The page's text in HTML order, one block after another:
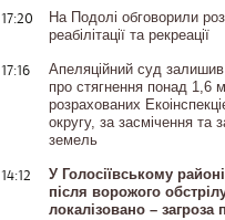
17:20
На Подолі обговорили
реабілітації та рекреації
17:16
Апеляційний суд
про стягнення понад 1,6
розрахованих
округу, за засмічення та
земель
14:12
У Голосіївському
після ворожого
локалізовано – загроза